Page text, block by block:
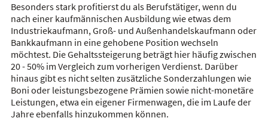
Besonders stark profitierst du als Berufstätiger, wenn du
nach einer kaufmännischen Ausbildung wie etwas dem
Industriekaufmann, Groß- und Außenhandelskaufmann oder
Bankkaufmann in eine gehobene Position wechseln
möchtest. Die Gehaltssteigerung beträgt hier häufig zwischen
20 - 50% im Vergleich zum vorherigen Verdienst. Darüber
hinaus gibt es nicht selten zusätzliche Sonderzahlungen wie
Boni oder leistungsbezogene Prämien sowie nicht-monetäre
Leistungen, etwa ein eigener Firmenwagen, die im Laufe der
Jahre ebenfalls hinzukommen können.